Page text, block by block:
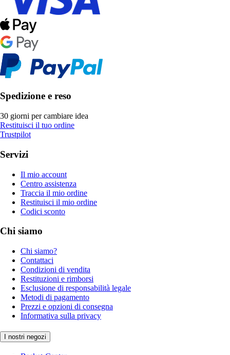
Spedizione e reso
30 giorni per cambiare idea
Restituisci il tuo ordine
Trustpilot
Servizi
Il mio account
Centro assistenza
Traccia il mio ordine
Restituisci il mio ordine
Codici sconto
Chi siamo
Chi siamo?
Contattaci
Condizioni di vendita
Restituzioni e rimborsi
Esclusione di responsabilità legale
Metodi di pagamento
Prezzi e opzioni di consegna
Informativa sulla privacy
I nostri negozi